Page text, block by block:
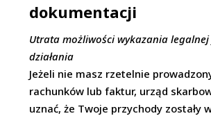
dokumentacji
Utrata możliwości wykazania
działania
Jeżeli nie masz rzetelnie
rachunków lub faktur, urząd
uznać, że Twoje przychody zostały